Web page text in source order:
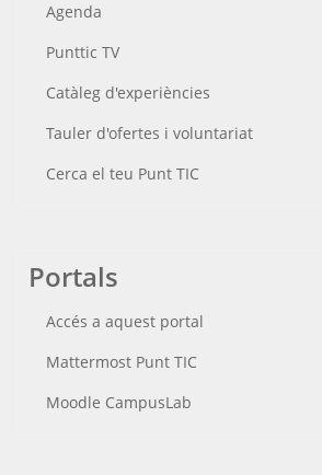
Agenda
Punttic TV
Catàleg d'experiències
Tauler d'ofertes i voluntariat
Cerca el teu Punt TIC
Portals
Accés a aquest portal
Mattermost Punt TIC
Moodle CampusLab